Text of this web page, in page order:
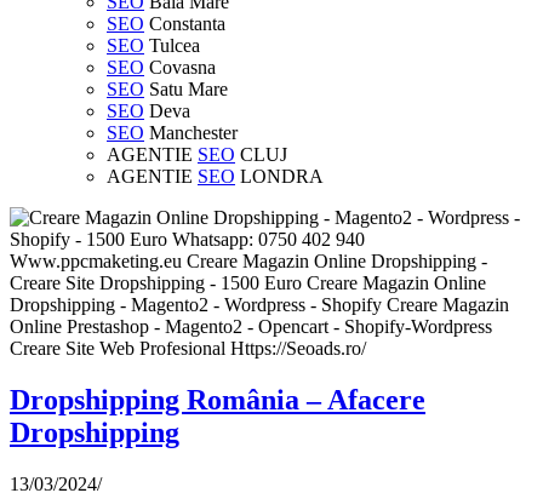
SEO Constanta
SEO Tulcea
SEO Covasna
SEO Satu Mare
SEO Deva
SEO Manchester
AGENTIE SEO CLUJ
AGENTIE SEO LONDRA
Dropshipping România – Afacere
Dropshipping
13/03/2024/